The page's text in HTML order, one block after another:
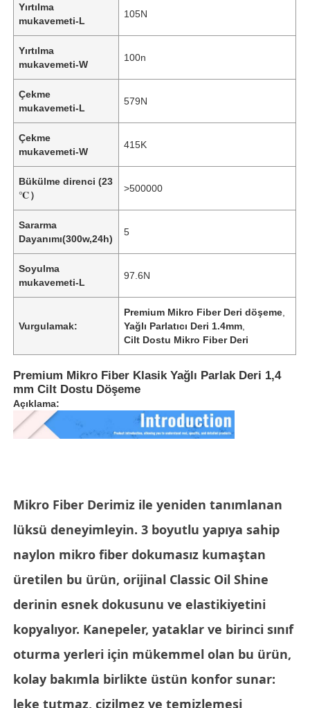
Videolar
Bizim Hakkımızda
Kalite Kontrol
Haberler
Davalar
Kanepe Deri Malzemesi
Yırtılma
mukavemeti-L
105N
Yırtılma
mukavemeti-W
100n
Çekme
mukavemeti-L
579N
Çekme
mukavemeti-W
415K
Bükülme direnci (23
℃）
>500000
Sararma
Dayanımı(300w,24h)
5
Soyulma
mukavemeti-L
97.6N
Vurgulamak:
Premium Mikro Fiber Deri döşeme
Yağlı Parlatıcı Deri 1.4mm
Cilt Dostu Mikro Fiber Deri
Premium Mikro Fiber Klasik Yağlı Parlak Deri 1,4
mm Cilt Dostu Döşeme
Açıklama:
Mikro Fiber Derimiz ile yeniden tanımlanan
lüksü deneyimleyin. 3 boyutlu yapıya sahip
naylon mikro fiber dokumasız kumaştan
üretilen bu ürün, orijinal Classic Oil Shine
derinin esnek dokusunu ve elastikiyetini
kopyalıyor. Kanepeler, yataklar ve birinci sınıf
oturma yerleri için mükemmel olan bu ürün,
kolay bakımla birlikte üstün konfor sunar:
leke tutmaz, çizilmez ve temizlemesi